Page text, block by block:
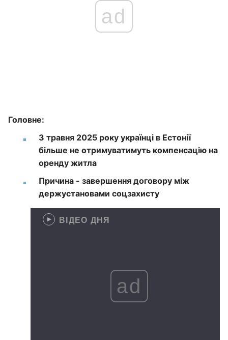
ad
Головне:
З травня 2025 року українці в Естонії
більше не отримуватимуть компенсацію на
оренду житла
Причина - завершення договору між
держустановами соцзахисту
ВІДЕО ДНЯ
ad